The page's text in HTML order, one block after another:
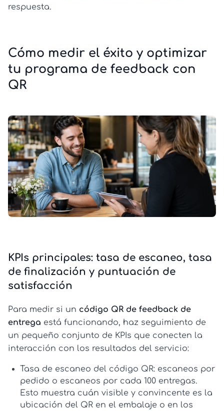
respuesta.
Cómo medir el éxito y optimizar
tu programa de feedback con
QR
KPIs principales: tasa de escaneo, tasa
de finalización y puntuación de
satisfacción
Para medir si un código QR de feedback de
entrega está funcionando, haz seguimiento de
un pequeño conjunto de KPIs que conecten la
interacción con los resultados del servicio:
Tasa de escaneo del código QR: escaneos por
pedido o escaneos por cada 100 entregas.
Esto muestra cuán visible y convincente es la
ubicación del QR en el embalaje o en los